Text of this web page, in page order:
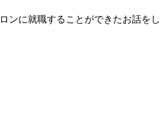
ンに就職することができたお話をし